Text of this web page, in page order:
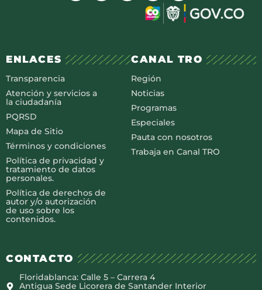
ENLACES
Transparencia
Atención y servicios a
la ciudadanía
PQRSD
Mapa de Sitio
Términos y condiciones
Política de privacidad y
tratamiento de datos
personales.
Política de derechos de
autor y/o autorización
de uso sobre los
contenidos.
CANAL TRO
Región
Noticias
Programas
Especiales
Pauta con nosotros
Trabaja en Canal TRO
CONTACTO
Floridablanca: Calle 5 – Carrera 4
Antigua Sede Licorera de Santander Interior